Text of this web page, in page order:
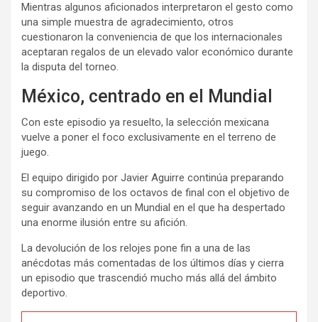
Mientras algunos aficionados interpretaron el gesto como
una simple muestra de agradecimiento, otros
cuestionaron la conveniencia de que los internacionales
aceptaran regalos de un elevado valor económico durante
la disputa del torneo.
México, centrado en el Mundial
Con este episodio ya resuelto, la selección mexicana
vuelve a poner el foco exclusivamente en el terreno de
juego.
El equipo dirigido por Javier Aguirre continúa preparando
su compromiso de los octavos de final con el objetivo de
seguir avanzando en un Mundial en el que ha despertado
una enorme ilusión entre su afición.
La devolución de los relojes pone fin a una de las
anécdotas más comentadas de los últimos días y cierra
un episodio que trascendió mucho más allá del ámbito
deportivo.